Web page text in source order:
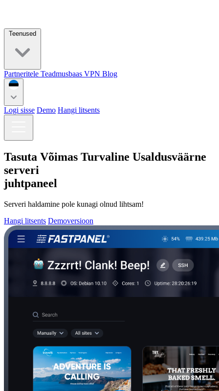
Teenused
Partneritele Teadmusbaas VPN Blog
Logi sisse Demo Hangi litsents
Tasuta Võimas Turvaline Usaldusväärne
serveri
juhtpaneel
Serveri haldamine pole kunagi olnud lihtsam!
Hangi litsents Demoversioon